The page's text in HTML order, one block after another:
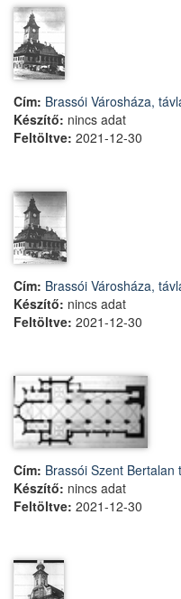
Cím: Brassói Városháza,
Készítő: nincs adat
Feltöltve: 2021-12-30
Cím: Brassói Városháza,
Készítő: nincs adat
Feltöltve: 2021-12-30
Cím: Brassói Szent
Készítő: nincs adat
Feltöltve: 2021-12-30